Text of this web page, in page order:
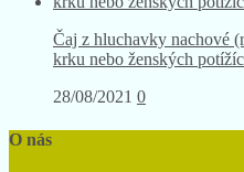
Čaj z hluchavky nachové
krku nebo ženských
28/08/2021 0
O nás